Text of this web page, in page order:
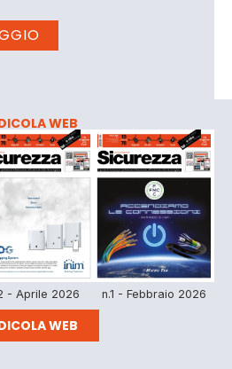
WEB
- Aprile 2026 n.1 - Febbraio 2026
WEB